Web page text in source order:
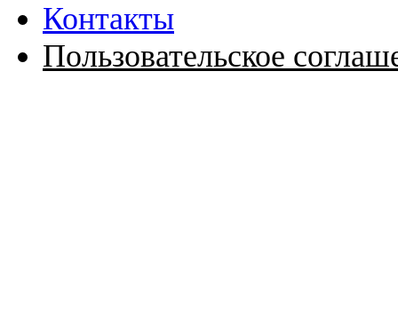
Контакты
Пользовательское